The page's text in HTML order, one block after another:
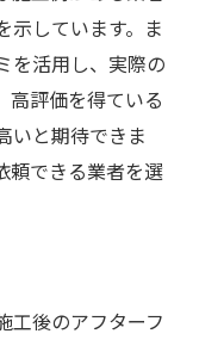
示しています。ま
を活用し、実際の
高評価を得ている
いと期待できま
頼できる業者を選
工後のアフターフ